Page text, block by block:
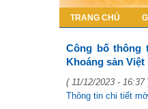
TRANG CHỦ
Công bố thông
Khoáng sản Việt
( 11/12/2023 - 16:37
Thông tin chi tiết